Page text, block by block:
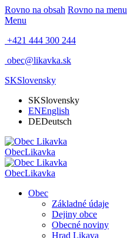
Rovno na obsah Rovno na menu
Menu
+421 444 300 244
obec@likavka.sk
SKSlovensky
SKSlovensky
ENEnglish
DEDeutsch
ObecLikavka
ObecLikavka
Obec
Základné údaje
Dejiny obce
Obecné noviny
Hrad Likava